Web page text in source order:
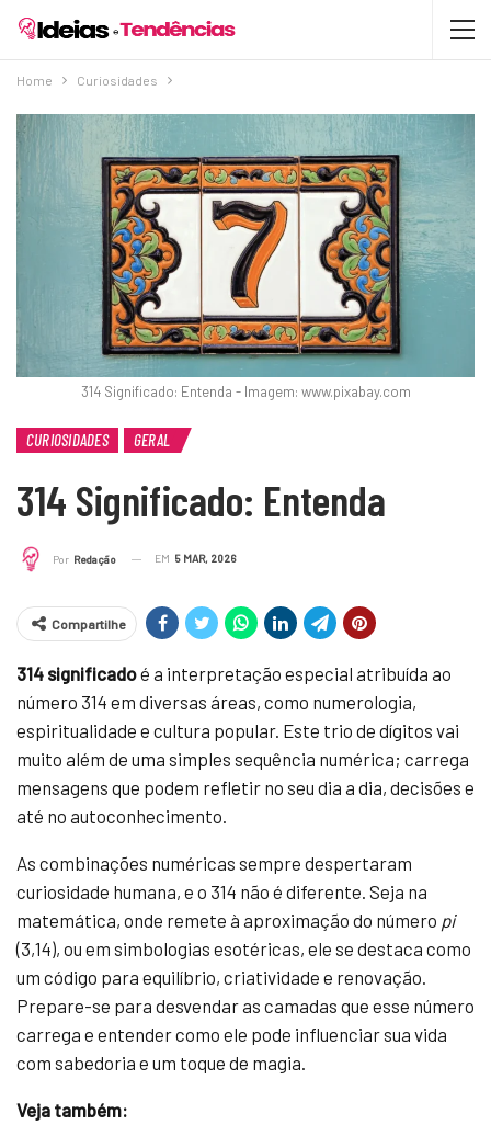
Home Curiosidades
314 Significado: Entenda - Imagem: www.pixabay.com
CURIOSIDADES GERAL
314 Significado: Entenda
Por Redação EM 5 MAR, 2026
Compartilhe
314 significadoé a interpretação especial atribuída ao
número 314 em diversas áreas, como numerologia,
espiritualidade e cultura popular. Este trio de dígitos vai
muito além de uma simples sequência numérica; carrega
mensagens que podem refletir no seu dia a dia, decisões e
até no autoconhecimento.
As combinações numéricas sempre despertaram
curiosidade humana, e o 314 não é diferente. Seja na
matemática, onde remete à aproximação do número pi
(3,14), ou em simbologias esotéricas, ele se destaca como
um código para equilíbrio, criatividade e renovação.
Prepare-se para desvendar as camadas que esse número
carrega e entender como ele pode influenciar sua vida
com sabedoria e um toque de magia.
Veja também: